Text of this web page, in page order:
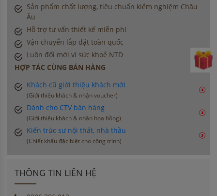
Sản phẩm chất lượng, tiêu chuẩn kiểm nghiệm Châu
Âu
Hỗ trợ tư vấn thiết kế miễn phí
Vận chuyển lắp đặt toàn quốc
Luôn đổi mới vì sức khoẻ NTD
HỢP TÁC CÙNG BÁN HÀNG
Khách cũ giới thiệu khách mới
(Giới thiệu khách & nhận voucher)
Dành cho CTV bán hàng
(Giới thiệu khách & nhận hoa hồng)
Kiến trúc sư nội thất, nhà thầu
(Chiết khấu đặc biệt cho công trình)
THÔNG TIN LIÊN HỆ